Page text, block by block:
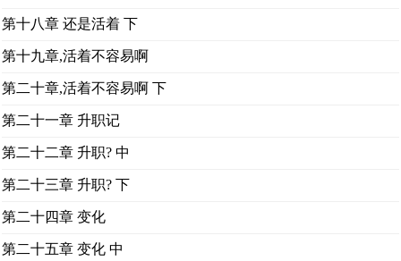
第十八章 还是活着 下
第十九章,活着不容易啊
第二十章,活着不容易啊 下
第二十一章 升职记
第二十二章 升职? 中
第二十三章 升职? 下
第二十四章 变化
第二十五章 变化 中